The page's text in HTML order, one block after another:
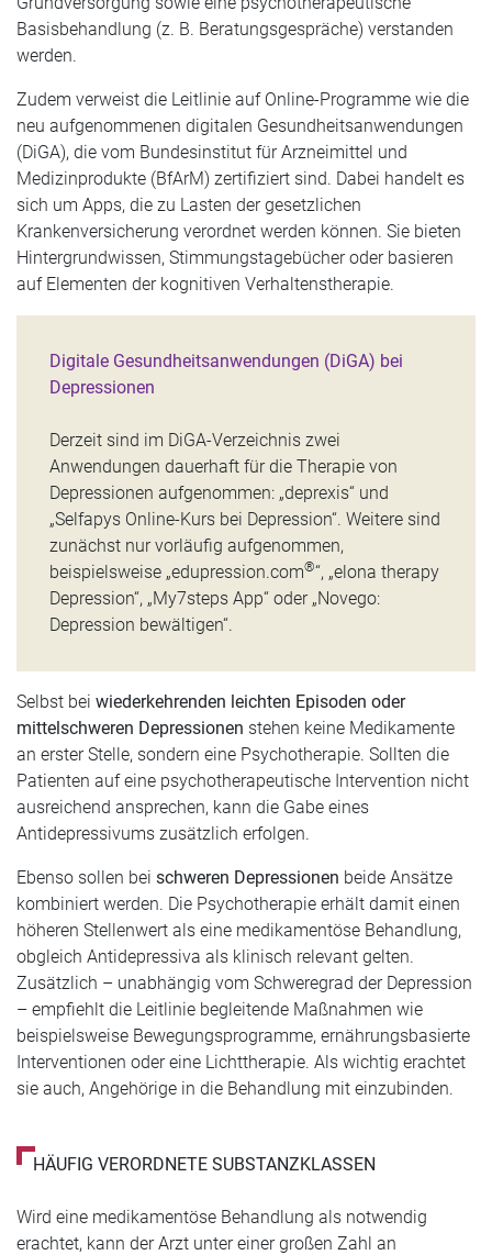
Basisbehandlung (z. B. Beratungsgespräche) verstanden
werden.
Zudem verweist die Leitlinie auf Online-Programme wie die
neu aufgenommenen digitalen Gesundheitsanwendungen
(DiGA), die vom Bundesinstitut für Arzneimittel und
Medizinprodukte (BfArM) zertifiziert sind. Dabei handelt es
sich um Apps, die zu Lasten der gesetzlichen
Krankenversicherung verordnet werden können. Sie bieten
Hintergrundwissen, Stimmungstagebücher oder basieren
auf Elementen der kognitiven Verhaltenstherapie.
Digitale Gesundheitsanwendungen (DiGA) bei
Depressionen
Derzeit sind im DiGA-Verzeichnis zwei
Anwendungen dauerhaft für die Therapie von
Depressionen aufgenommen: „deprexis“ und
„Selfapys Online-Kurs bei Depression“. Weitere sind
zunächst nur vorläufig aufgenommen,
beispielsweise „edupression.com®“, „elona therapy
Depression“, „My7steps App“ oder „Novego:
Depression bewältigen“.
Selbst bei wiederkehrenden leichten Episoden oder
mittelschweren Depressionen stehen keine Medikamente
an erster Stelle, sondern eine Psychotherapie. Sollten die
Patienten auf eine psychotherapeutische Intervention nicht
ausreichend ansprechen, kann die Gabe eines
Antidepressivums zusätzlich erfolgen.
Ebenso sollen bei schweren Depressionen beide Ansätze
kombiniert werden. Die Psychotherapie erhält damit einen
höheren Stellenwert als eine medikamentöse Behandlung,
obgleich Antidepressiva als klinisch relevant gelten.
Zusätzlich – unabhängig vom Schweregrad der Depression
– empfiehlt die Leitlinie begleitende Maßnahmen wie
beispielsweise Bewegungsprogramme, ernährungsbasierte
Interventionen oder eine Lichttherapie. Als wichtig erachtet
sie auch, Angehörige in die Behandlung mit einzubinden.
HÄUFIG VERORDNETE SUBSTANZKLASSEN
Wird eine medikamentöse Behandlung als notwendig
erachtet, kann der Arzt unter einer großen Zahl an